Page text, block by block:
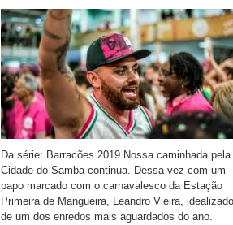
Da série: Barracões 2019 Nossa caminhada pela
Cidade do Samba continua. Dessa vez com um
papo marcado com o carnavalesco da Estação
Primeira de Mangueira, Leandro Vieira,
de um dos enredos mais aguardados do ano.